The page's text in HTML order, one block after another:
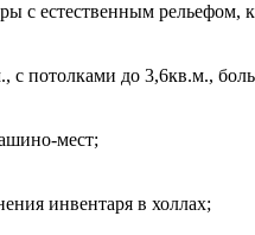
с естественным
с потолками до 3,6кв.м.,
инвентаря в холлах;